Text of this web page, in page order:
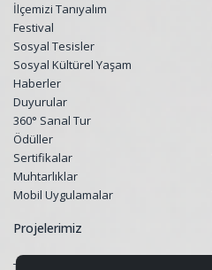
İlçemizi Tanıyalım
Festival
Sosyal Tesisler
Sosyal Kültürel Yaşam
Haberler
Duyurular
360° Sanal Tur
Ödüller
Sertifikalar
Muhtarlıklar
Mobil Uygulamalar
Projelerimiz